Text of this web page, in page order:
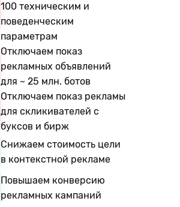
100 техническим и
поведенческим
параметрам
Отключаем показ
рекламных объявлений
для ~ 25 млн. ботов
Отключаем показ рекламы
для скликивателей с
буксов и бирж
Снижаем стоимость цели
в контекстной рекламе
Повышаем конверсию
рекламных кампаний